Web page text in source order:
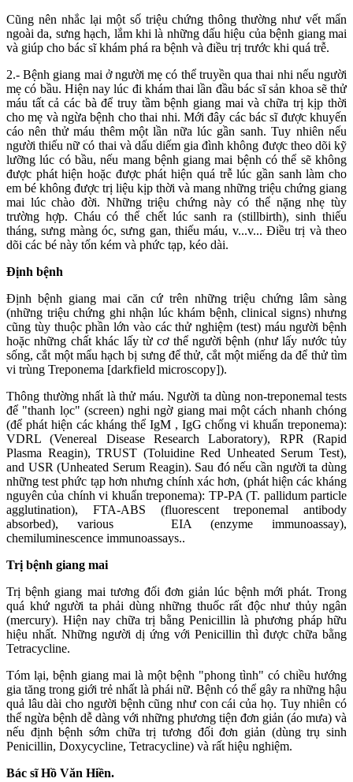
Cũng nên nhắc lại một số triệu chứng thông thường như vết mẩn
ngoài da, sưng hạch, lắm khi là những dấu hiệu của bệnh giang mai
và giúp cho bác sĩ khám phá ra bệnh và điều trị trước khi quá trễ.
2.- Bệnh giang mai ở người mẹ có thể truyền qua thai nhi nếu người
mẹ có bầu. Hiện nay lúc đi khám thai lần đầu bác sĩ sản khoa sẽ thử
máu tất cả các bà để truy tầm bệnh giang mai và chữa trị kịp thời
cho mẹ và ngừa bệnh cho thai nhi. Mới đây các bác sĩ được khuyến
cáo nên thử máu thêm một lần nữa lúc gần sanh. Tuy nhiên nếu
người thiếu nữ có thai và dấu diếm gia đình không được theo dõi kỹ
lưỡng lúc có bầu, nếu mang bệnh giang mai bệnh có thể sẽ không
được phát hiện hoặc được phát hiện quá trễ lúc gần sanh làm cho
em bé không được trị liệu kịp thời và mang những triệu chứng giang
mai lúc chào đời. Những triệu chứng này có thể nặng nhẹ tùy
trường hợp. Cháu có thể chết lúc sanh ra (stillbirth), sinh thiếu
tháng, sưng màng óc, sưng gan, thiếu máu, v...v... Ðiều trị và theo
dõi các bé này tốn kém và phức tạp, kéo dài.
Ðịnh bệnh
Ðịnh bệnh giang mai căn cứ trên những triệu chứng lâm sàng
(những triệu chứng ghi nhận lúc khám bệnh, clinical signs) nhưng
cũng tùy thuộc phần lớn vào các thử nghiệm (test) máu người bệnh
hoặc những chất khác lấy từ cơ thể người bệnh (như lấy nước tủy
sống, cắt một mẩu hạch bị sưng để thử, cắt một miếng da để thử tìm
vi trùng Treponema [darkfield microscopy]).
Thông thường nhất là thử máu. Người ta dùng non-treponemal tests
để "thanh lọc" (screen) nghi ngờ giang mai một cách nhanh chóng
(để phát hiện các kháng thể IgM , IgG chống vi khuẩn treponema):
VDRL (Venereal Disease Research Laboratory), RPR (Rapid
Plasma Reagin), TRUST (Toluidine Red Unheated Serum Test),
and USR (Unheated Serum Reagin). Sau đó nếu cần người ta dùng
những test phức tạp hơn nhưng chính xác hơn, (phát hiện các kháng
nguyên của chính vi khuẩn treponema): TP-PA (T. pallidum particle
agglutination), FTA-ABS (fluorescent treponemal antibody
absorbed), various EIA (enzyme immunoassay),
chemiluminescence immunoassays..
Trị bệnh giang mai
Trị bệnh giang mai tương đối đơn giản lúc bệnh mới phát. Trong
quá khứ người ta phải dùng những thuốc rất độc như thủy ngân
(mercury). Hiện nay chữa trị bằng Penicillin là phương pháp hữu
hiệu nhất. Những người dị ứng với Penicillin thì được chữa bằng
Tetracycline.
Tóm lại, bệnh giang mai là một bệnh "phong tình" có chiều hướng
gia tăng trong giới trẻ nhất là phái nữ. Bệnh có thể gây ra những hậu
quả lâu dài cho người bệnh cũng như con cái của họ. Tuy nhiên có
thể ngừa bệnh dễ dàng với những phương tiện đơn giản (áo mưa) và
nếu định bệnh sớm chữa trị tương đối đơn giản (dùng trụ sinh
Penicillin, Doxycycline, Tetracycline) và rất hiệu nghiệm.
Bác sĩ Hồ Văn Hiền.